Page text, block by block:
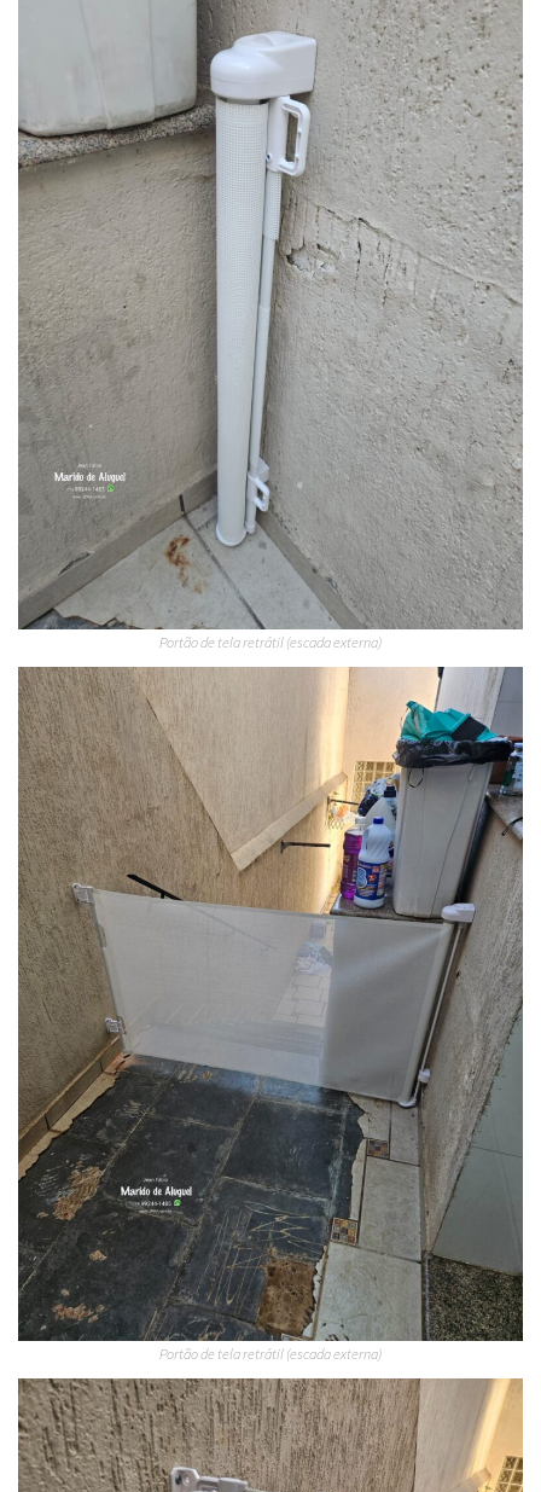
Portão de tela retrátil (escada externa)
Portão de tela retrátil (escada externa)